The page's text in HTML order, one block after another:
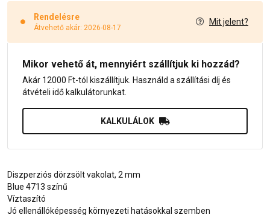
Rendelésre
Átvehető akár: 2026-08-17
Mit jelent?
Mikor vehető át, mennyiért szállítjuk ki hozzád?
Akár 12000 Ft-tól kiszállítjuk. Használd a szállítási díj és
átvételi idő kalkulátorunkat.
KALKULÁLOK
Diszperziós dörzsölt vakolat, 2 mm
Blue 4713 színű
Víztaszító
Jó ellenállóképesség környezeti hatásokkal szemben